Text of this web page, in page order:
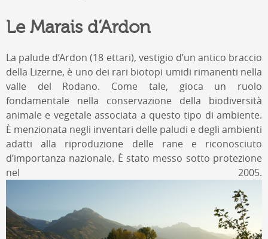
Le Marais d’Ardon
La palude d’Ardon (18 ettari), vestigio d’un antico braccio
della Lizerne, è uno dei rari biotopi umidi rimanenti nella
valle del Rodano. Come tale, gioca un ruolo
fondamentale nella conservazione della biodiversità
animale e vegetale associata a questo tipo di ambiente.
È menzionata negli inventari delle paludi e degli ambienti
adatti alla riproduzione delle rane e riconosciuto
d’importanza nazionale. È stato messo sotto protezione
nel 2005.